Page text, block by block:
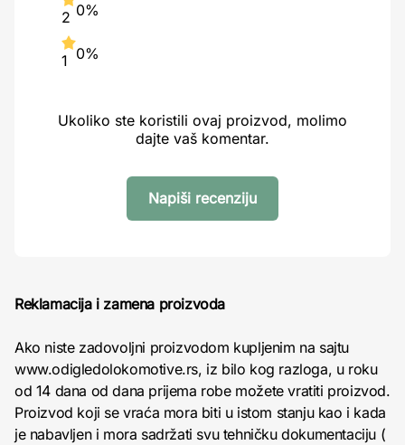
2 0%
1 0%
Ukoliko ste koristili ovaj proizvod, molimo
dajte vaš komentar.
Napiši recenziju
Reklamacija i zamena proizvoda
Ako niste zadovoljni proizvodom kupljenim na sajtu
www.odigledolokomotive.rs, iz bilo kog razloga, u roku
od 14 dana od dana prijema robe možete vratiti proizvod.
Proizvod koji se vraća mora biti u istom stanju kao i kada
je nabavljen i mora sadržati svu tehničku dokumentaciju (